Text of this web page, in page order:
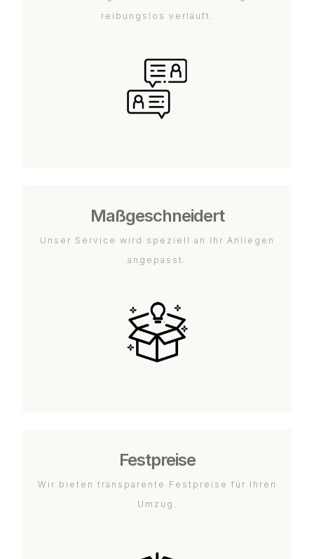
reibungslos verläuft.
Maßgeschneidert
Unser Service wird speziell an Ihr Anliegen
angepasst.
Festpreise
Wir bieten transparente Festpreise für Ihren
Umzug.